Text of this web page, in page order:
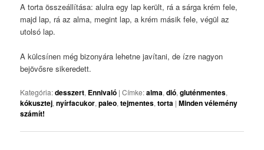
A torta összeállítása: alulra egy lap került, rá a sárga krém fele,
majd lap, rá az alma, megint lap, a krém másik fele, végül az
utolsó lap.
A külcsínen még bizonyára lehetne javítani, de ízre nagyon
bejövősre sikeredett.
Kategória:desszert, Ennivaló |Címke:alma,dió,gluténmentes,
kókusztej,nyírfacukor,paleo,tejmentes,torta |Minden vélemény
számít!